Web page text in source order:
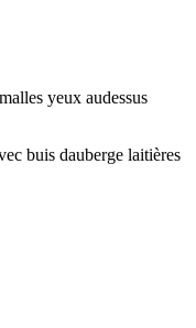
yeux audessus
buis dauberge laitières